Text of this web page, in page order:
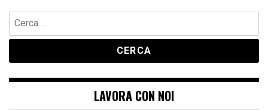
Ricerca
per:
LAVORA CON NOI